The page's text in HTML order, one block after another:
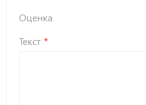
Оценка
Текст